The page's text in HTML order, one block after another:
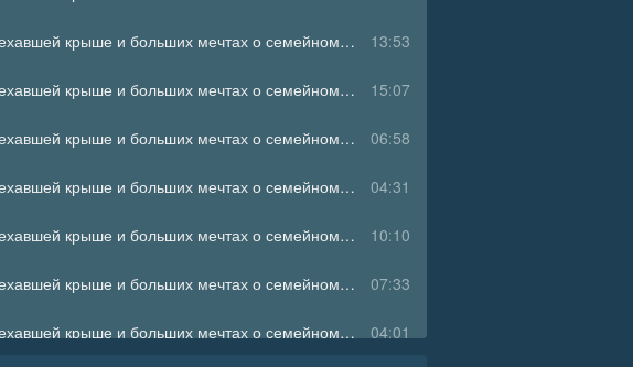
13:53
Страсти по лаванде. Пронизанные оптимизмом истории о лавандовой ферме, поехавшей крыше и больших мечтах о семейном счастье 04
15:07
Страсти по лаванде. Пронизанные оптимизмом истории о лавандовой ферме, поехавшей крыше и больших мечтах о семейном счастье 05
06:58
Страсти по лаванде. Пронизанные оптимизмом истории о лавандовой ферме, поехавшей крыше и больших мечтах о семейном счастье 06
04:31
Страсти по лаванде. Пронизанные оптимизмом истории о лавандовой ферме, поехавшей крыше и больших мечтах о семейном счастье 07
10:10
Страсти по лаванде. Пронизанные оптимизмом истории о лавандовой ферме, поехавшей крыше и больших мечтах о семейном счастье 08
07:33
Страсти по лаванде. Пронизанные оптимизмом истории о лавандовой ферме, поехавшей крыше и больших мечтах о семейном счастье 09
04:01
Страсти по лаванде. Пронизанные оптимизмом истории о лавандовой ферме, поехавшей крыше и больших мечтах о семейном счастье 10